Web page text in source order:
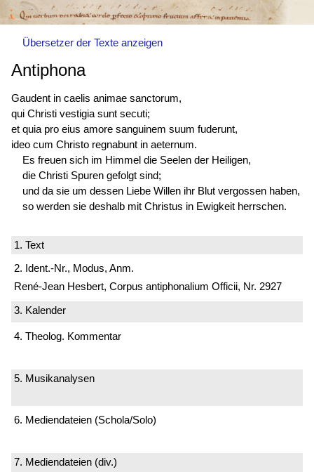
Übersetzer der Texte anzeigen
Antiphona
Gaudent in caelis animae sanctorum,
qui Christi vestigia sunt secuti;
et quia pro eius amore sanguinem suum fuderunt,
ideo cum Christo regnabunt in aeternum.
Es freuen sich im Himmel die Seelen der Heiligen,
die Christi Spuren gefolgt sind;
und da sie um dessen Liebe Willen ihr Blut vergossen haben,
so werden sie deshalb mit Christus in Ewigkeit herrschen.
1. Text
2. Ident.-Nr., Modus, Anm.
René-Jean Hesbert, Corpus antiphonalium Officii, Nr. 2927
3. Kalender
4. Theolog. Kommentar
5. Musikanalysen
6. Mediendateien (Schola/Solo)
7. Mediendateien (div.)